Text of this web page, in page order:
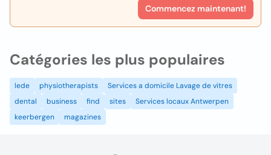
Commencez maintenant!
Catégories les plus populaires
lede physiotherapists
Services a domicile Lavage de vitres
dental
business find sites
Services locaux Antwerpen
keerbergen
magazines